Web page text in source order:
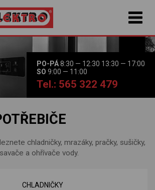
PO-PÁ8:30 — 12:30 13:30 — 17:00
SO 9:00 — 11:00
Tel.: 565 322 479
chladničky, mrazáky, pračky, sušičky,
a ohřívače vody.
CHLADNIČKY